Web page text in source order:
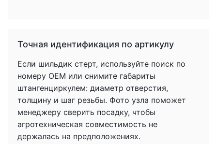
Точная идентификация по артикулу
Если шильдик стерт, используйте поиск по
номеру OEM или снимите габариты
штангенциркулем: диаметр отверстия,
толщину и шаг резьбы. Фото узла поможет
менеджеру сверить посадку, чтобы
агротехническая совместимость не
держалась на предположениях.